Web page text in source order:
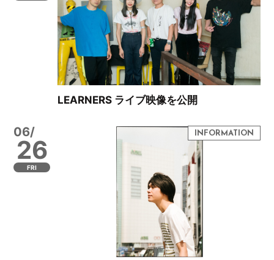
LEARNERS ライブ映像を公開
06/
26
FRI